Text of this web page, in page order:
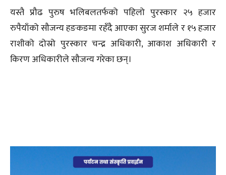
यस्तै प्रौढ पुरुष भलिबलतर्फको पहिलो पुरस्कार २५ हजार
रुपैयाँको सौजन्य हङकङमा रहँदै आएका सुरज शर्माले र १५ हजार
राशीको दोस्रो पुरस्कार चन्द्र अधिकारी, आकाश अधिकारी र
किरण अधिकारीले सौजन्य गरेका छन्।